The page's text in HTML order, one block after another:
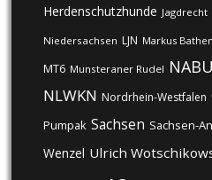
Herdenschutzhunde Jagdrecht
Niedersachsen LJN Markus Bathen
MT6 Munsteraner Rudel NABU
NLWKN Nordrhein-Westfalen
Pumpak Sachsen Sachsen-
Wenzel Ulrich